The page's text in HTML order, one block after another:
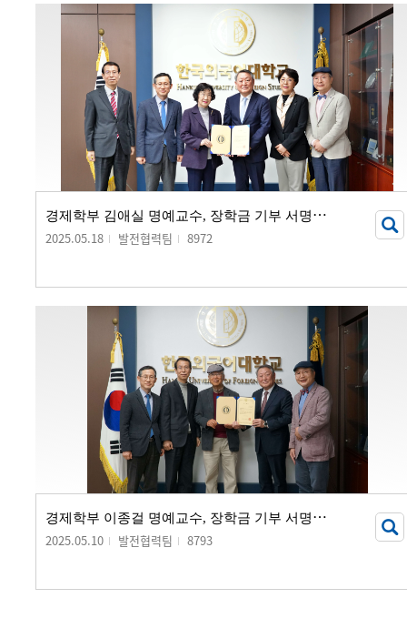
경
제학부 김애실 명예교수, 장학금 기부 서명식 개최
2025.05.18 발전협력팀 8972
경
제학부 이종걸 명예교수, 장학금 기부 서명식 개최
2025.05.10 발전협력팀 8793